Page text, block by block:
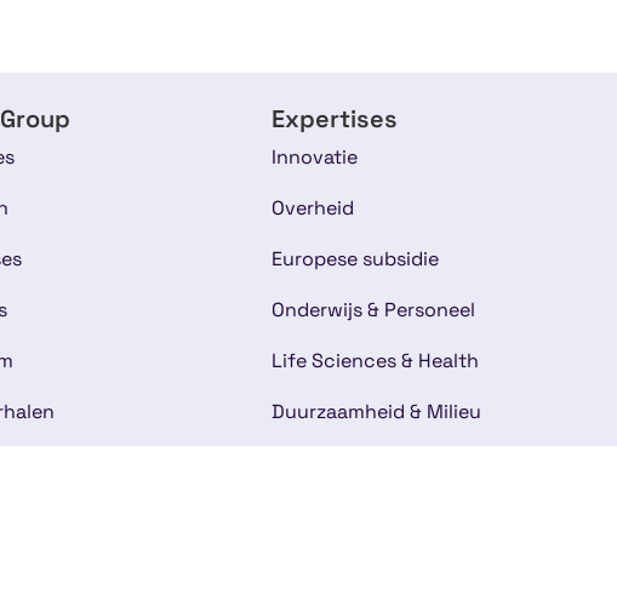
Expertises
Innovatie
Overheid
Europese subsidie
Onderwijs & Personeel
Life Sciences & Health
Duurzaamheid & Milieu